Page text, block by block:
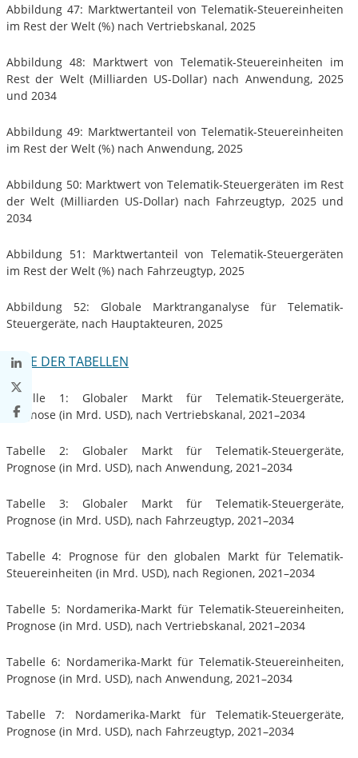
Abbildung 47: Marktwertanteil von Telematik-Steuereinheiten
im Rest der Welt (%) nach Vertriebskanal, 2025
Abbildung 48: Marktwert von Telematik-Steuereinheiten im
Rest der Welt (Milliarden US-Dollar) nach Anwendung, 2025
und 2034
Abbildung 49: Marktwertanteil von Telematik-Steuereinheiten
im Rest der Welt (%) nach Anwendung, 2025
Abbildung 50: Marktwert von Telematik-Steuergeräten im Rest
der Welt (Milliarden US-Dollar) nach Fahrzeugtyp, 2025 und
2034
Abbildung 51: Marktwertanteil von Telematik-Steuergeräten
im Rest der Welt (%) nach Fahrzeugtyp, 2025
Abbildung 52: Globale Marktranganalyse für Telematik-
Steuergeräte, nach Hauptakteuren, 2025
LISTE DER TABELLEN
Tabelle 1: Globaler Markt für Telematik-Steuergeräte,
Prognose (in Mrd. USD), nach Vertriebskanal, 2021–2034
Tabelle 2: Globaler Markt für Telematik-Steuergeräte,
Prognose (in Mrd. USD), nach Anwendung, 2021–2034
Tabelle 3: Globaler Markt für Telematik-Steuergeräte,
Prognose (in Mrd. USD), nach Fahrzeugtyp, 2021–2034
Tabelle 4: Prognose für den globalen Markt für Telematik-
Steuereinheiten (in Mrd. USD), nach Regionen, 2021–2034
Tabelle 5: Nordamerika-Markt für Telematik-Steuereinheiten,
Prognose (in Mrd. USD), nach Vertriebskanal, 2021–2034
Tabelle 6: Nordamerika-Markt für Telematik-Steuereinheiten,
Prognose (in Mrd. USD), nach Anwendung, 2021–2034
Tabelle 7: Nordamerika-Markt für Telematik-Steuergeräte,
Prognose (in Mrd. USD), nach Fahrzeugtyp, 2021–2034